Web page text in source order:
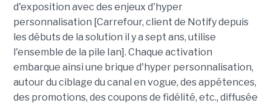
d'exposition avec des enjeux d'hyper
personnalisation [Carrefour, client de Notify depuis
les débuts de la solution il y a sept ans, utilise
l'ensemble de la pile Ian]. Chaque activation
embarque ainsi une brique d'hyper personnalisation,
autour du ciblage du canal en vogue, des appétences,
des promotions, des coupons de fidélité, etc., diffusée